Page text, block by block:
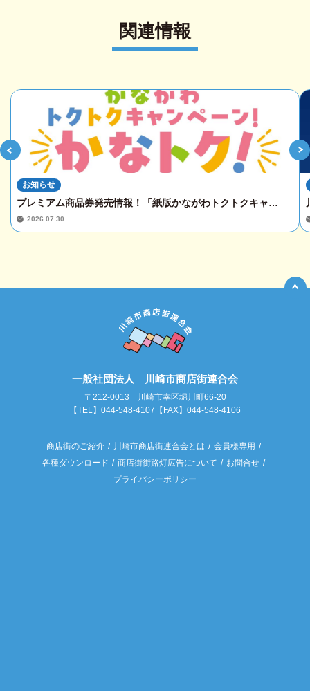
関連情報
プレミアム商品券発売情報！「紙版かながわトクトクキャ…
2026.07.30
お知らせ
一般社団法人 川崎市商店街連合会
〒212-0013 川崎市幸区堀川町66-20
【TEL】044-548-4107【FAX】044-548-4106
商店街のご紹介 川崎市商店街連合会とは
会員様専用
各種ダウンロード
商店街街路灯広告について
お問合せ
プライバシーポリシー